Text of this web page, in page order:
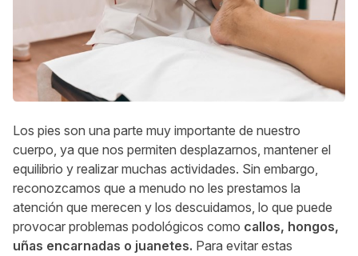
Los pies son una parte muy importante de nuestro
cuerpo, ya que nos permiten desplazarnos, mantener el
equilibrio y realizar muchas actividades. Sin embargo,
reconozcamos que a menudo no les prestamos la
atención que merecen y los descuidamos, lo que puede
provocar problemas podológicos como callos, hongos,
uñas encarnadas o juanetes. Para evitar estas